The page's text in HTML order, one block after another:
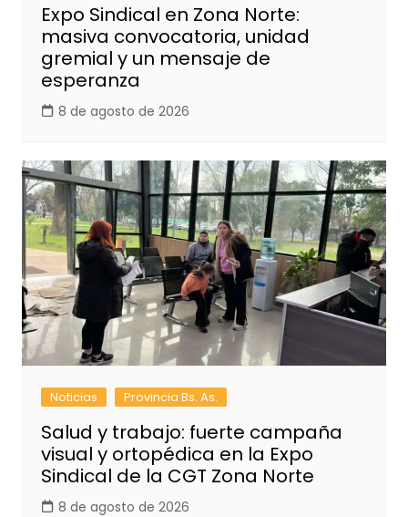
Expo Sindical en Zona Norte:
masiva convocatoria, unidad
gremial y un mensaje de
esperanza
8 de agosto de 2026
Noticias Provincia Bs. As.
Salud y trabajo: fuerte campaña
visual y ortopédica en la Expo
Sindical de la CGT Zona Norte
8 de agosto de 2026